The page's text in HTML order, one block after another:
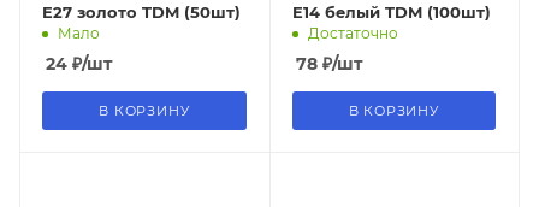
E27 золото TDM (50шт)
Мало
24 ₽/шт
В КОРЗИНУ
E14 белый TDM (100шт)
Достаточно
78₽/шт
В КОРЗИНУ